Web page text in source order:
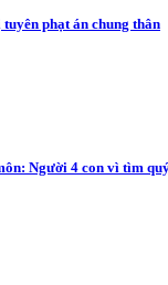
phạt án chung thân
Người 4 con vì tìm